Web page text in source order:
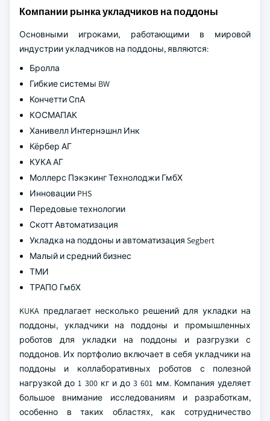
Компании рынка укладчиков на поддоны
Основными игроками, работающими в мировой
индустрии укладчиков на поддоны, являются:
Бролла
Гибкие системы BW
Кончетти СпА
КОСМАПАК
Ханивелл Интернэшнл Инк
Кёрбер АГ
КУКА АГ
Моллерс Пэкэкинг Технолоджи ГмбХ
Инновации PHS
Передовые технологии
Скотт Автоматизация
Укладка на поддоны и автоматизация Segbert
Малый и средний бизнес
ТМИ
ТРАПО ГмбХ
KUKA предлагает несколько решений для укладки на
поддоны, укладчики на поддоны и промышленных
роботов для укладки на поддоны и разгрузки с
поддонов. Их портфолио включает в себя укладчики на
поддоны и коллаборативных роботов с полезной
нагрузкой до 1 300 кг и до 3 601 мм. Компания уделяет
большое внимание исследованиям и разработкам,
особенно в таких областях, как сотрудничество